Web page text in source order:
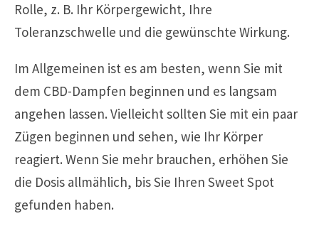
Rolle, z. B. Ihr Körpergewicht, Ihre
Toleranzschwelle und die gewünschte Wirkung.
Im Allgemeinen ist es am besten, wenn Sie mit
dem CBD-Dampfen beginnen und es langsam
angehen lassen. Vielleicht sollten Sie mit ein paar
Zügen beginnen und sehen, wie Ihr Körper
reagiert. Wenn Sie mehr brauchen, erhöhen Sie
die Dosis allmählich, bis Sie Ihren Sweet Spot
gefunden haben.